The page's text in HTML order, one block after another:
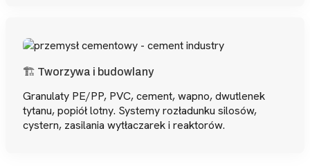
🏗️ Tworzywa i budowlany
Granulaty PE/PP, PVC, cement, wapno, dwutlenek
tytanu, popiół lotny. Systemy rozładunku silosów,
cystern, zasilania wytłaczarek i reaktorów.